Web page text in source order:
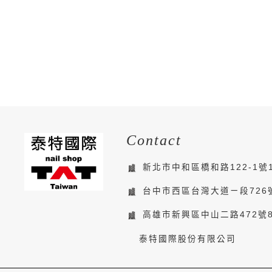
Contact
新北市中和區橋和路122-1號
台中市西區台灣大道ㄧ段726
高雄市新興區中山二路472號
泰特國際股份有限公司